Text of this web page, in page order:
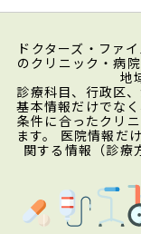
ドクターズ・ファ
のクリニック・病
地
診療科目、行政区
基本情報だけでな
条件に合ったクリ
ます。 医院情報だ
関する情報（診療